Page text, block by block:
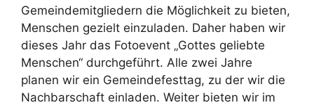
Gemeindemitgliedern die Möglichkeit zu bieten,
Menschen gezielt einzuladen. Daher haben wir
dieses Jahr das Fotoevent „Gottes geliebte
Menschen“ durchgeführt. Alle zwei Jahre
planen wir ein Gemeindefesttag, zu der wir die
Nachbarschaft einladen. Weiter bieten wir im